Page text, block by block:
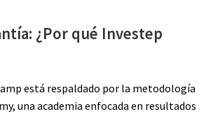
¿Por qué Investep
está respaldado por la metodología
una academia enfocada en resultados